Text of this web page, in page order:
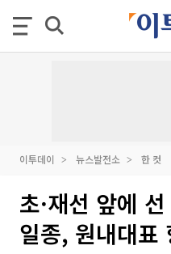
이투데이 뉴스발전소 한 컷
초·재선 앞에
일종, 원내대표